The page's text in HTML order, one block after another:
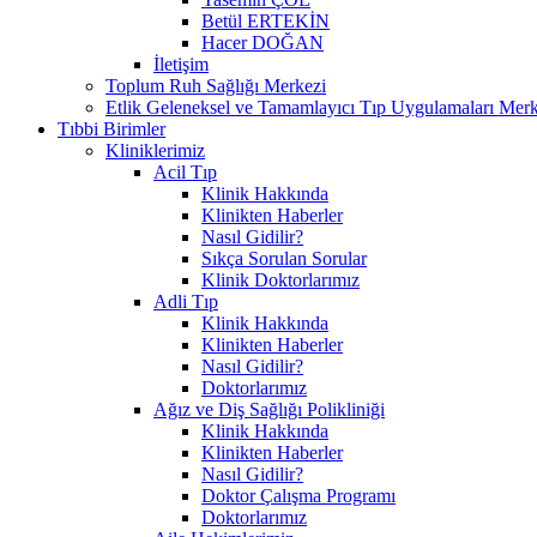
Betül ERTEKİN
Hacer DOĞAN
İletişim
Toplum Ruh Sağlığı Merkezi
Etlik Geleneksel ve Tamamlayıcı Tıp Uygulamaları
Tıbbi Birimler
Kliniklerimiz
Acil Tıp
Klinik Hakkında
Klinikten Haberler
Nasıl Gidilir?
Sıkça Sorulan Sorular
Klinik Doktorlarımız
Adli Tıp
Klinik Hakkında
Klinikten Haberler
Nasıl Gidilir?
Doktorlarımız
Ağız ve Diş Sağlığı Polikliniği
Klinik Hakkında
Klinikten Haberler
Nasıl Gidilir?
Doktor Çalışma Programı
Doktorlarımız